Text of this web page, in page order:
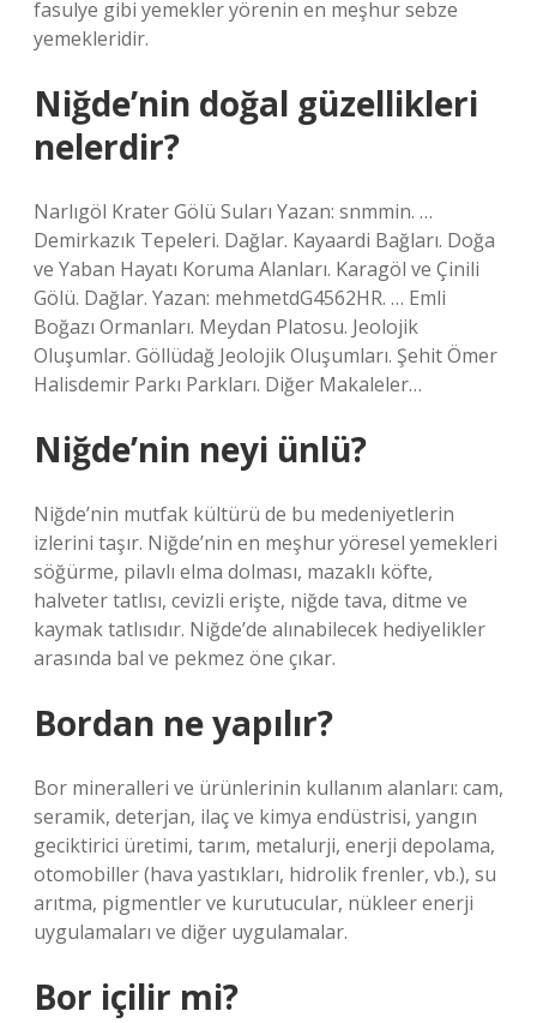
fasulye gibi yemekler yörenin en meşhur sebze
yemekleridir.
Niğde’nin doğal güzellikleri
nelerdir?
Narlıgöl Krater Gölü Suları Yazan: snmmin. …
Demirkazık Tepeleri. Dağlar. Kayaardi Bağları. Doğa
ve Yaban Hayatı Koruma Alanları. Karagöl ve Çinili
Gölü. Dağlar. Yazan: mehmetdG4562HR. … Emli
Boğazı Ormanları. Meydan Platosu. Jeolojik
Oluşumlar. Göllüdağ Jeolojik Oluşumları. Şehit Ömer
Halisdemir Parkı Parkları. Diğer Makaleler…
Niğde’nin neyi ünlü?
Niğde’nin mutfak kültürü de bu medeniyetlerin
izlerini taşır. Niğde’nin en meşhur yöresel yemekleri
söğürme, pilavlı elma dolması, mazaklı köfte,
halveter tatlısı, cevizli erişte, niğde tava, ditme ve
kaymak tatlısıdır. Niğde’de alınabilecek hediyelikler
arasında bal ve pekmez öne çıkar.
Bordan ne yapılır?
Bor mineralleri ve ürünlerinin kullanım alanları: cam,
seramik, deterjan, ilaç ve kimya endüstrisi, yangın
geciktirici üretimi, tarım, metalurji, enerji depolama,
otomobiller (hava yastıkları, hidrolik frenler, vb.), su
arıtma, pigmentler ve kurutucular, nükleer enerji
uygulamaları ve diğer uygulamalar.
Bor içilir mi?